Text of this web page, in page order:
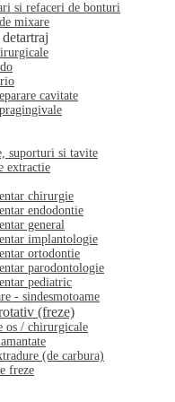
si refaceri de bonturi
mixare
cavitate
suporturi si tavite
extractie
chirurgie
endodontie
general
implantologie
ortodontie
parodontologie
pediatric
- sindesmotoame
(freze)
os / chirurgicale
(de carbura)
freze